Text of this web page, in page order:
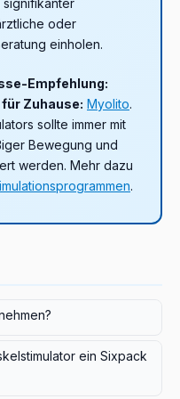
oder
einholen.
Empfehlung:
Zuhause: Myolito.
sollte immer mit
Bewegung und
werden. Mehr dazu
.
2021, PMID
dass sichtbare
ein Sixpack